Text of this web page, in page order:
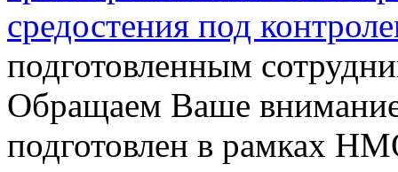
средостения под
подготовленным
Обращаем Ваше
подготовлен в рамках